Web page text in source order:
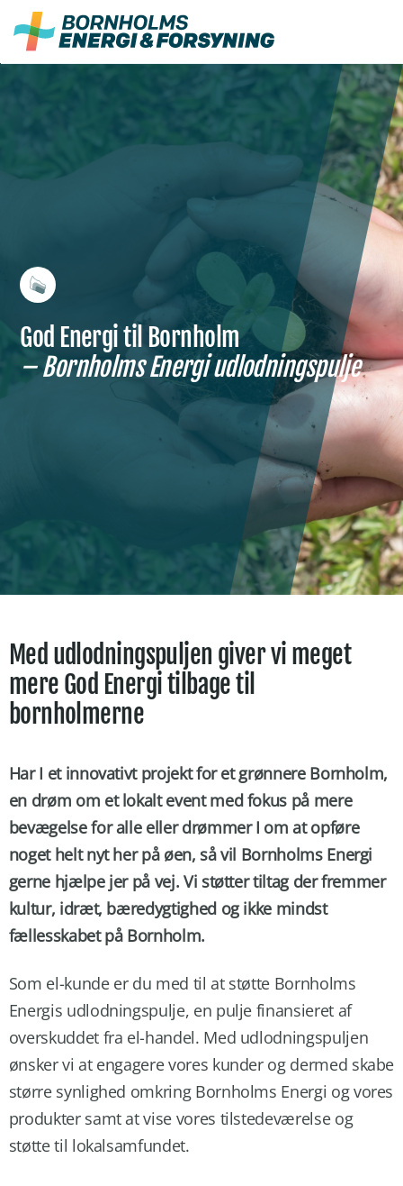
Fortsæt
indhold
God Energi til Bornholm
– Bornholms Energi udlodningspulje
Med udlodningspuljen giver vi meget
mere God Energi tilbage til
bornholmerne
Har I et innovativt projekt for et grønnere Bornholm,
en drøm om et lokalt event med fokus på mere
bevægelse for alle eller drømmer I om at opføre
noget helt nyt her på øen, så vil Bornholms Energi
gerne hjælpe jer på vej. Vi støtter tiltag der fremmer
kultur, idræt, bæredygtighed og ikke mindst
fællesskabet på Bornholm.
Som el-kunde er du med til at støtte Bornholms
Energis udlodningspulje, en pulje finansieret af
overskuddet fra el-handel. Med udlodningspuljen
ønsker vi at engagere vores kunder og dermed skabe
større synlighed omkring Bornholms Energi og vores
produkter samt at vise vores tilstedeværelse og
støtte til lokalsamfundet.